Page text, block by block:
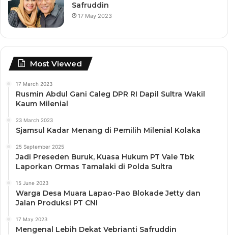
Safruddin
17 May 2023
Most Viewed
17 March 2023
Rusmin Abdul Gani Caleg DPR RI Dapil Sultra Wakil
Kaum Milenial
23 March 2023
Sjamsul Kadar Menang di Pemilih Milenial Kolaka
25 September 2025
Jadi Preseden Buruk, Kuasa Hukum PT Vale Tbk
Laporkan Ormas Tamalaki di Polda Sultra
15 June 2023
Warga Desa Muara Lapao-Pao Blokade Jetty dan
Jalan Produksi PT CNI
17 May 2023
Mengenal Lebih Dekat Vebrianti Safruddin